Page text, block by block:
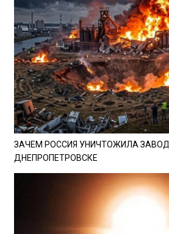
ЗАЧЕМ РОССИЯ УНИЧТОЖИЛА
ДНЕПРОПЕТРОВСКЕ